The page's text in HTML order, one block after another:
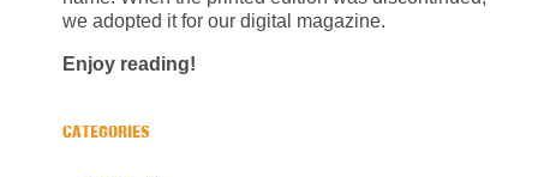
we adopted it for our digital magazine.
Enjoy reading!
CATEGORIES